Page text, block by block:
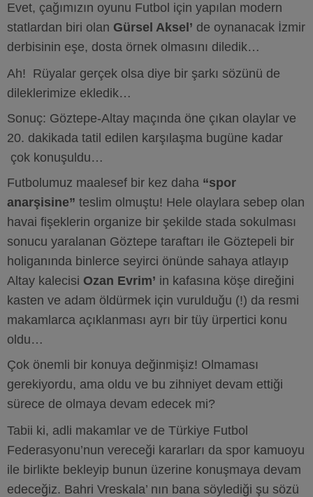
Evet, çağımızın oyunu Futbol için yapılan modern
statlardan biri olan Gürsel Aksel’ de oynanacak İzmir
derbisinin eşe, dosta örnek olmasını diledik…
Ah! Rüyalar gerçek olsa diye bir şarkı sözünü de
dileklerimize ekledik…
Sonuç: Göztepe-Altay maçında öne çıkan olaylar ve
20. dakikada tatil edilen karşılaşma bugüne kadar
çok konuşuldu…
Futbolumuz maalesef bir kez daha “spor
anarşisine” teslim olmuştu! Hele olaylara sebep olan
havai fişeklerin organize bir şekilde stada sokulması
sonucu yaralanan Göztepe taraftarı ile Göztepeli bir
holiganında binlerce seyirci önünde sahaya atlayıp
Altay kalecisi Ozan Evrim’ in kafasına köşe direğini
kasten ve adam öldürmek için vurulduğu (!) da resmi
makamlarca açıklanması ayrı bir tüy ürpertici konu
oldu…
Çok önemli bir konuya değinmişiz! Olmaması
gerekiyordu, ama oldu ve bu zihniyet devam ettiği
sürece de olmaya devam edecek mi?
Tabii ki, adli makamlar ve de Türkiye Futbol
Federasyonu’nun vereceği kararları da spor kamuoyu
ile birlikte bekleyip bunun üzerine konuşmaya devam
edeceğiz. Bahri Vreskala’ nın bana söylediği şu sözü